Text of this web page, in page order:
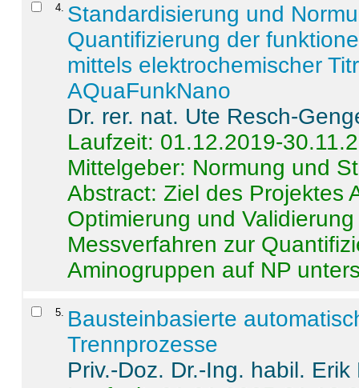
4 Standardisierung und
Quantifizierung der
mittels elektrochemischer
AQuaFunkNano
Dr. rer. nat. Ute Resch-
Laufzeit: 01.12.2019-
Mittelgeber: Normung und
Abstract:Ziel des Projektes
Optimierung und
Messverfahren zur
Aminogruppen auf NP
5
Bausteinbasierte
Trennprozesse
Priv.-Doz. Dr.-Ing. habil. Erik